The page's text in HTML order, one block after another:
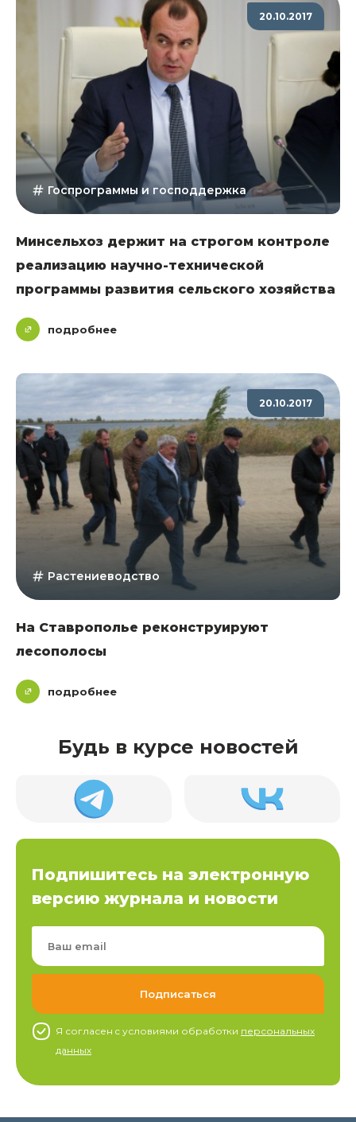
20.10.2017
Госпрограммы и господдержка
Минсельхоз держит на строгом контроле
реализацию научно-технической
программы развития сельского хозяйства
подробнее
20.10.2017
Растениеводство
На Ставрополье реконструируют
лесополосы
подробнее
Будь в курсе новостей
Подпишитесь на электронную
версию журнала и новости
Я согласен c условиями обработки персональных
данных